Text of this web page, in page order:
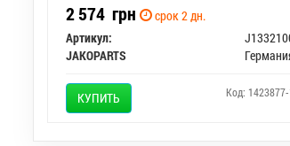
2 574 грн
срок 2 дн.
Артикул:
JAKOPARTS
КУПИТЬ Код: 1423877-